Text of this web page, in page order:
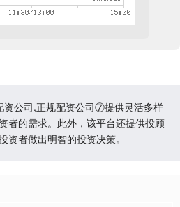
资公司,正规配资公司⑦提供灵活多样
者的需求。此外，该平台还提供投顾
资者做出明智的投资决策。